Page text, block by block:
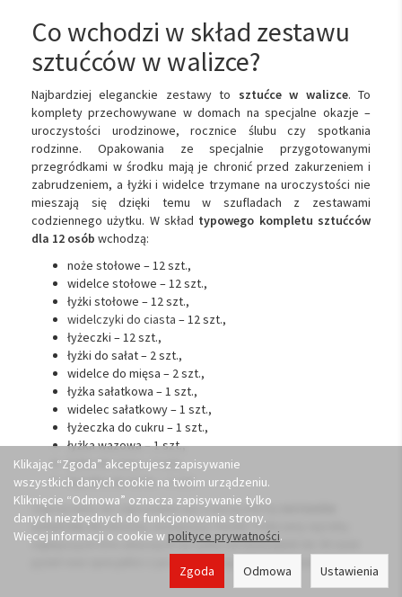
Co wchodzi w skład zestawu
sztućców w walizce?
Najbardziej eleganckie zestawy to sztućce w walizce. To
komplety przechowywane w domach na specjalne okazje –
uroczystości urodzinowe, rocznice ślubu czy spotkania
rodzinne. Opakowania ze specjalnie przygotowanymi
przegródkami w środku mają je chronić przed zakurzeniem i
zabrudzeniem, a łyżki i widelce trzymane na uroczystości nie
mieszają się dzięki temu w szufladach z zestawami
codziennego użytku. W skład typowego kompletu sztućców
dla 12 osób wchodzą:
noże stołowe – 12 szt.,
widelce stołowe – 12 szt.,
łyżki stołowe – 12 szt.,
widelczyki do ciasta – 12 szt.,
łyżeczki – 12 szt.,
łyżki do sałat – 2 szt.,
widelce do mięsa – 2 szt.,
łyżka sałatkowa – 1 szt.,
widelec sałatkowy – 1 szt.,
łyżeczka do cukru – 1 szt.,
łyżka wazowa – 1 szt.,
łyżka do sosu – 1 szt.,
łopatka do tortu – 1 szt.
Zapraszamy do zapoznania się z naszą ofertą
sztućcówdla domów, restauracji i hoteli. Polecamy wyroby
najlepszych firm obecnych na rynku od dziesiątek lat. W razie
Klikając “Zgoda” akceptujesz zapisywanie
wszystkich danych cookie na twoim urządzeniu.
Kliknięcie “Odmowa” oznacza zapisywanie tylko
danych niezbędnych do funkcjonowania strony.
Więcej informacji o cookie w polityce prywatności.
Ustawienia
Odmowa
Zgoda